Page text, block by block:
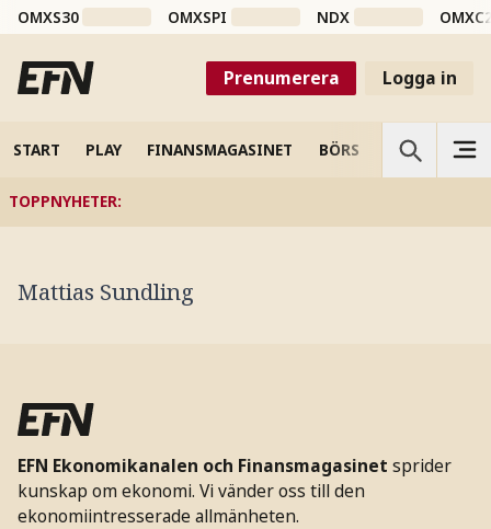
OMXS30 OMXSPI NDX
Prenumerera Logga in
START PLAY FINANSMAGASINET BÖRS VETENSKAP
TOPPNYHETER:
Mattias Sundling
EFN Ekonomikanalen och Finansmagasinet sprider
kunskap om ekonomi. Vi vänder oss till den
ekonomiintresserade allmänheten.